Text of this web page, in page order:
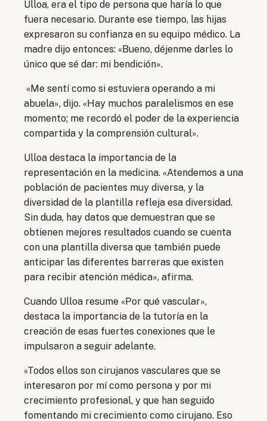
Ulloa, era el tipo de persona que haría lo que
fuera necesario. Durante ese tiempo, las hijas
expresaron su confianza en su equipo médico. La
madre dijo entonces: «Bueno, déjenme darles lo
único que sé dar: mi bendición».
«Me sentí como si estuviera operando a mi
abuela», dijo. «Hay muchos paralelismos en ese
momento; me recordó el poder de la experiencia
compartida y la comprensión cultural».
Ulloa destaca la importancia de la
representación en la medicina. «Atendemos a una
población de pacientes muy diversa, y la
diversidad de la plantilla refleja esa diversidad.
Sin duda, hay datos que demuestran que se
obtienen mejores resultados cuando se cuenta
con una plantilla diversa que también puede
anticipar las diferentes barreras que existen
para recibir atención médica», afirma.
Cuando Ulloa resume «Por qué vascular»,
destaca la importancia de la tutoría en la
creación de esas fuertes conexiones que le
impulsaron a seguir adelante.
«Todos ellos son cirujanos vasculares que se
interesaron por mí como persona y por mi
crecimiento profesional, y que han seguido
fomentando mi crecimiento como cirujano. Eso